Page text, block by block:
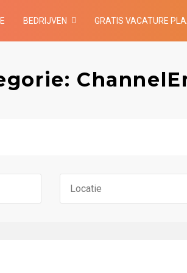
BEDRIJVEN GRATIS VACATURE